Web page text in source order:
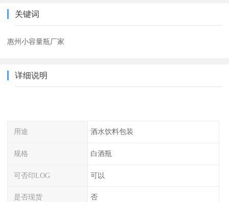
关键词
惠州小容量瓶厂家
详细说明
用途 酒水饮料包装
规格 白酒瓶
可否印LOG 可以
是否现货 否